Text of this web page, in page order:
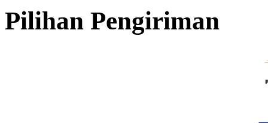
Pilihan Pengiriman